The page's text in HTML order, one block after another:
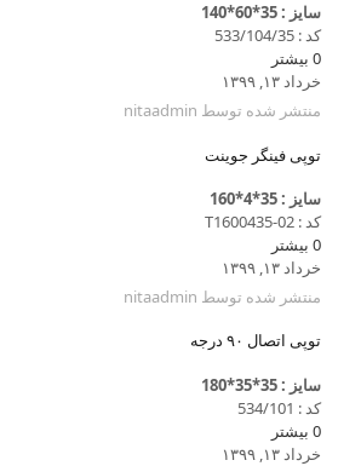
سایز : 35*60*140
کد : 533/104/35
0 بیشتر
خرداد ۱۳, ۱۳۹۹
منتشر شده توسط nitaadmin
توپی فینگر جوینت
سایز : 35*4*160
کد : T1600435-02
0 بیشتر
خرداد ۱۳, ۱۳۹۹
منتشر شده توسط nitaadmin
توپی اتصال ۹۰ درجه
سایز : 35*35*180
کد : 534/101
0 بیشتر
خرداد ۱۳, ۱۳۹۹